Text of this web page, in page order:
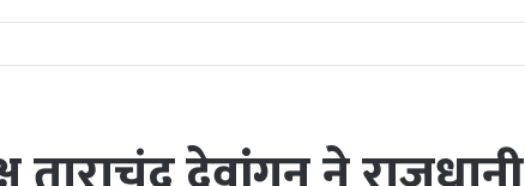
होनी चाहिए : कलेक्टर पद्मिनी भोई साहू